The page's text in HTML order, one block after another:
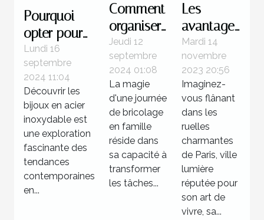
Pourquoi
opter pour
des bijoux
en acier
inoxydable
?
Lundi 16
septembre
2024 11:04
Découvrir les
bijoux en acier
inoxydable est
une exploration
fascinante des
tendances
contemporaines
en...
Comment
organiser
une
journée
de
bricolage
familiale
réussie
Jeudi 12
septembre
2024 01:08
La magie
d'une journée
de bricolage
en famille
réside dans
sa capacité à
transformer
les tâches...
Les
avantages
de
séjourner
dans un
hôtel 3
étoiles à
Paris
Mardi 14
novembre
2023 20:56
Imaginez-
vous flânant
dans les
ruelles
charmantes
de Paris, ville
lumière
réputée pour
son art de
vivre, sa...